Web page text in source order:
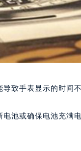
致手表显示的时间不
池或确保电池充满